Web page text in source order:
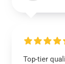
Top-tier